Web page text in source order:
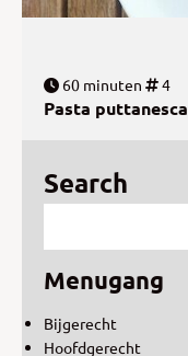
60 minuten 4
Pasta puttanesca
Search
Menugang
Bijgerecht
Hoofdgerecht